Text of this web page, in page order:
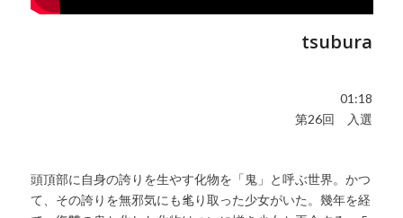
tsubura
01:18
第26回 入選
頭頂部に自身の誇りを生やす化物を「鬼」と呼ぶ世界。かつ
て、その誇りを無邪気にも毟り取った少女がいた。幾年を経